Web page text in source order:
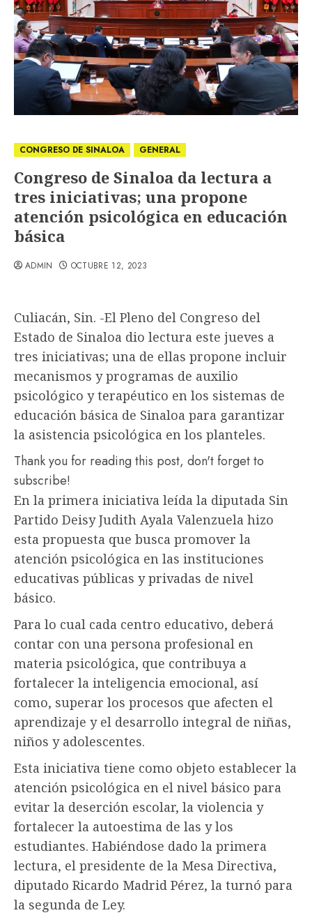
CONGRESO DE SINALOA GENERAL
Congreso de Sinaloa da lectura a
tres iniciativas; una propone
atención psicológica en educación
básica
ADMIN OCTUBRE 12, 2023
Culiacán, Sin. -El Pleno del Congreso del
Estado de Sinaloa dio lectura este jueves a
tres iniciativas; una de ellas propone incluir
mecanismos y programas de auxilio
psicológico y terapéutico en los sistemas de
educación básica de Sinaloa para garantizar
la asistencia psicológica en los planteles.
Thank you for reading this post, don't forget to
subscribe!
En la primera iniciativa leída la diputada Sin
Partido Deisy Judith Ayala Valenzuela hizo
esta propuesta que busca promover la
atención psicológica en las instituciones
educativas públicas y privadas de nivel
básico.
Para lo cual cada centro educativo, deberá
contar con una persona profesional en
materia psicológica, que contribuya a
fortalecer la inteligencia emocional, así
como, superar los procesos que afecten el
aprendizaje y el desarrollo integral de niñas,
niños y adolescentes.
Esta iniciativa tiene como objeto establecer la
atención psicológica en el nivel básico para
evitar la deserción escolar, la violencia y
fortalecer la autoestima de las y los
estudiantes. Habiéndose dado la primera
lectura, el presidente de la Mesa Directiva,
diputado Ricardo Madrid Pérez, la turnó para
la segunda de Ley.